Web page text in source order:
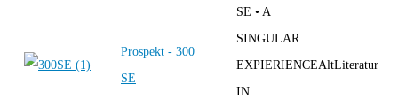
Prospekt - 300
SE
SE • A
SINGULAR
EXPIERIENCE
IN
AltLiteratur